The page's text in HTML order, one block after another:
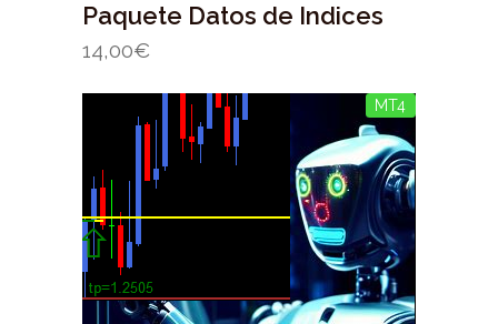
Paquete Datos de Indices
14,00€
MT4